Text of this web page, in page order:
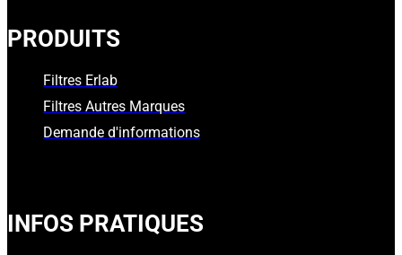
PRODUITS
Filtres Erlab
Filtres Autres Marques
Demande d'informations
INFOS PRATIQUES